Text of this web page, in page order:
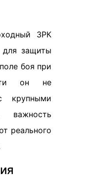
ЗРК
защиты
боя при
он не
крупными
реального